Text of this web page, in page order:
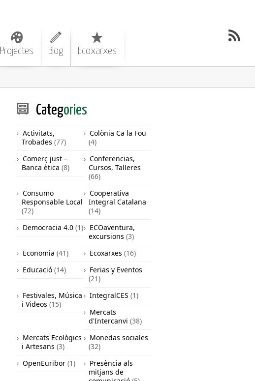
Projectes Blog Ecoxarxes
Categories
Activitats,
Trobades (77)
Colònia Ca la Fou
(4)
Comerç just –
Banca ètica (8)
Conferencias,
Cursos, Talleres
(66)
Consumo
Responsable Local
(72)
Cooperativa
Integral Catalana
(14)
Democracia 4.0 (1)
ECOaventura,
excursions (3)
Economia (41) Ecoxarxes (16)
Educació (14)
Ferias y Eventos
(21)
Festivales, Música
i Videos (15)
IntegralCES (1)
Mercats
d'Intercanvi (38)
Mercats Ecològics
i Artesans (3)
Monedas sociales
(32)
OpenEuribor (1)
Presència als
mitjans de